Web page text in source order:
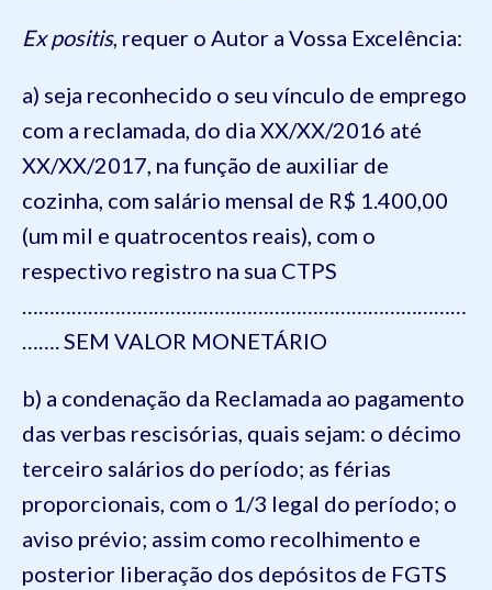
Ex positis, requer o Autor a Vossa Excelência:
a) seja reconhecido o seu vínculo de emprego
com a reclamada, do dia XX/XX/2016 até
XX/XX/2017, na função de auxiliar de
cozinha, com salário mensal de R$ 1.400,00
(um mil e quatrocentos reais), com o
respectivo registro na sua CTPS
………………………………………………………………………
……. SEM VALOR MONETÁRIO
b) a condenação da Reclamada ao pagamento
das verbas rescisórias, quais sejam: o décimo
terceiro salários do período; as férias
proporcionais, com o 1/3 legal do período; o
aviso prévio; assim como recolhimento e
posterior liberação dos depósitos de FGTS